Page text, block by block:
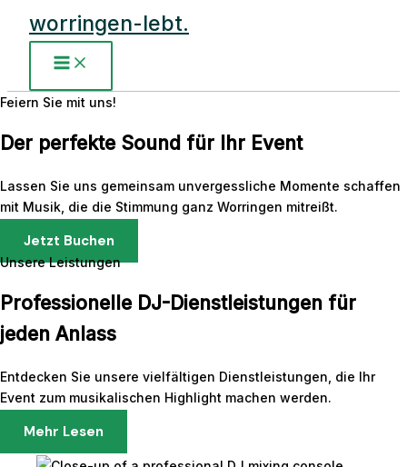
Zum
Inhalt
springen
worringen-lebt.
Main
Menu
Feiern Sie mit uns!
Der perfekte Sound für Ihr Event
Lassen Sie uns gemeinsam unvergessliche Momente schaffen
mit Musik, die die Stimmung ganz Worringen mitreißt.
Jetzt Buchen
Unsere Leistungen
Professionelle DJ-Dienstleistungen für
jeden Anlass
Entdecken Sie unsere vielfältigen Dienstleistungen, die Ihr
Event zum musikalischen Highlight machen werden.
Mehr Lesen